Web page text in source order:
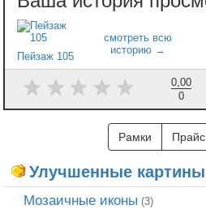
Пейзаж 105
0,00
0
Рамки Прайс
Улучшенные картины
Мозаичные иконы (3)